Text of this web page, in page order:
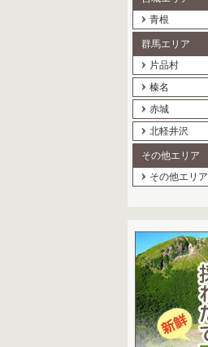
青根
群馬エリア
片品村
榛名
赤城
北軽井沢
その他エリア
その他エリア